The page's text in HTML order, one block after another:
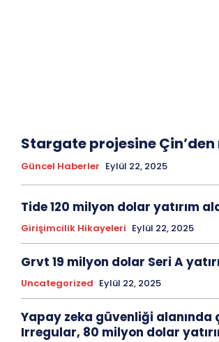
Stargate projesine
Güncel Haberler Eylül 22, 2025
Tide 120 milyon dolar yatırım
Girişimcilik Hikayeleri Eylül 22, 2025
Grvt 19 milyon dolar Seri A
Uncategorized Eylül 22, 2025
Yapay zeka güvenliği alanında
Irregular, 80 milyon dolar